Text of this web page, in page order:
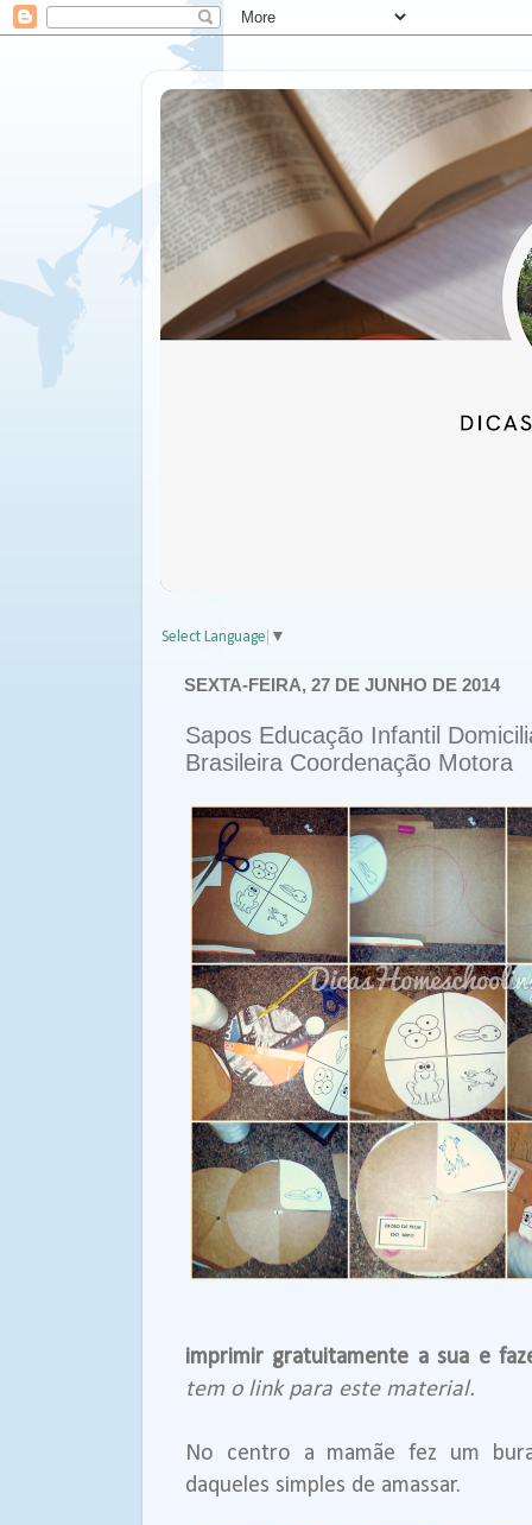
Select Language ▼
SEXTA-FEIRA, 27 DE JUNHO DE 2014
Sapos Educação Infantil
Brasileira Coordenação Motora
imprimir gratuitamente a sua e
tem o link para este material.
No centro a mamãe fez um
daqueles simples de amassar.